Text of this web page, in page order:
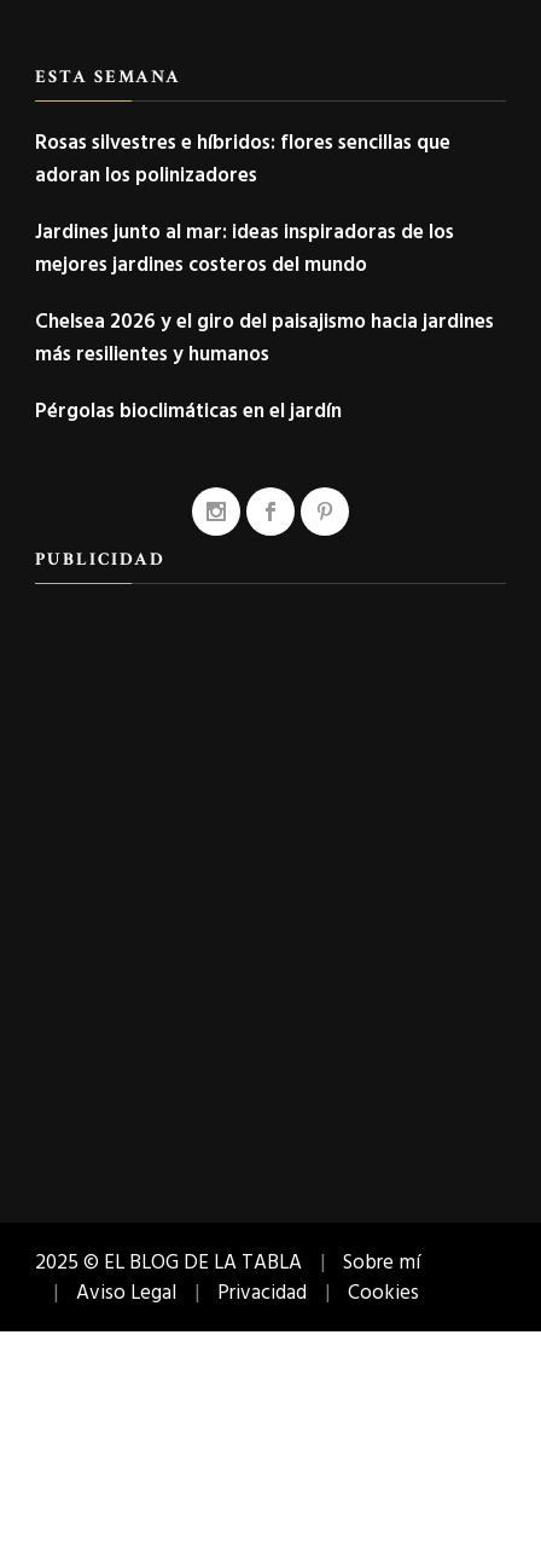
ESTA SEMANA
Rosas silvestres e híbridos: flores sencillas que
adoran los polinizadores
Jardines junto al mar: ideas inspiradoras de los
mejores jardines costeros del mundo
Chelsea 2026 y el giro del paisajismo hacia jardines
más resilientes y humanos
Pérgolas bioclimáticas en el jardín
PUBLICIDAD
2025 © EL BLOG DE LA TABLA
Sobre mí
Aviso Legal
Privacidad Cookies